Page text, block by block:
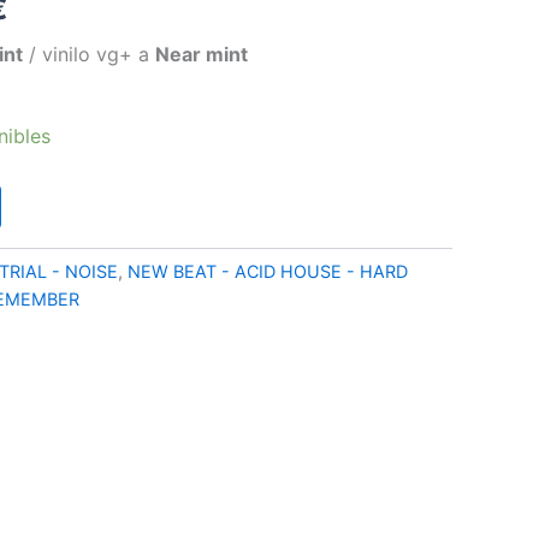
precio
es:
/ vinilo vg+ a Near mint
- NOISE, NEW BEAT - ACID HOUSE - HARD